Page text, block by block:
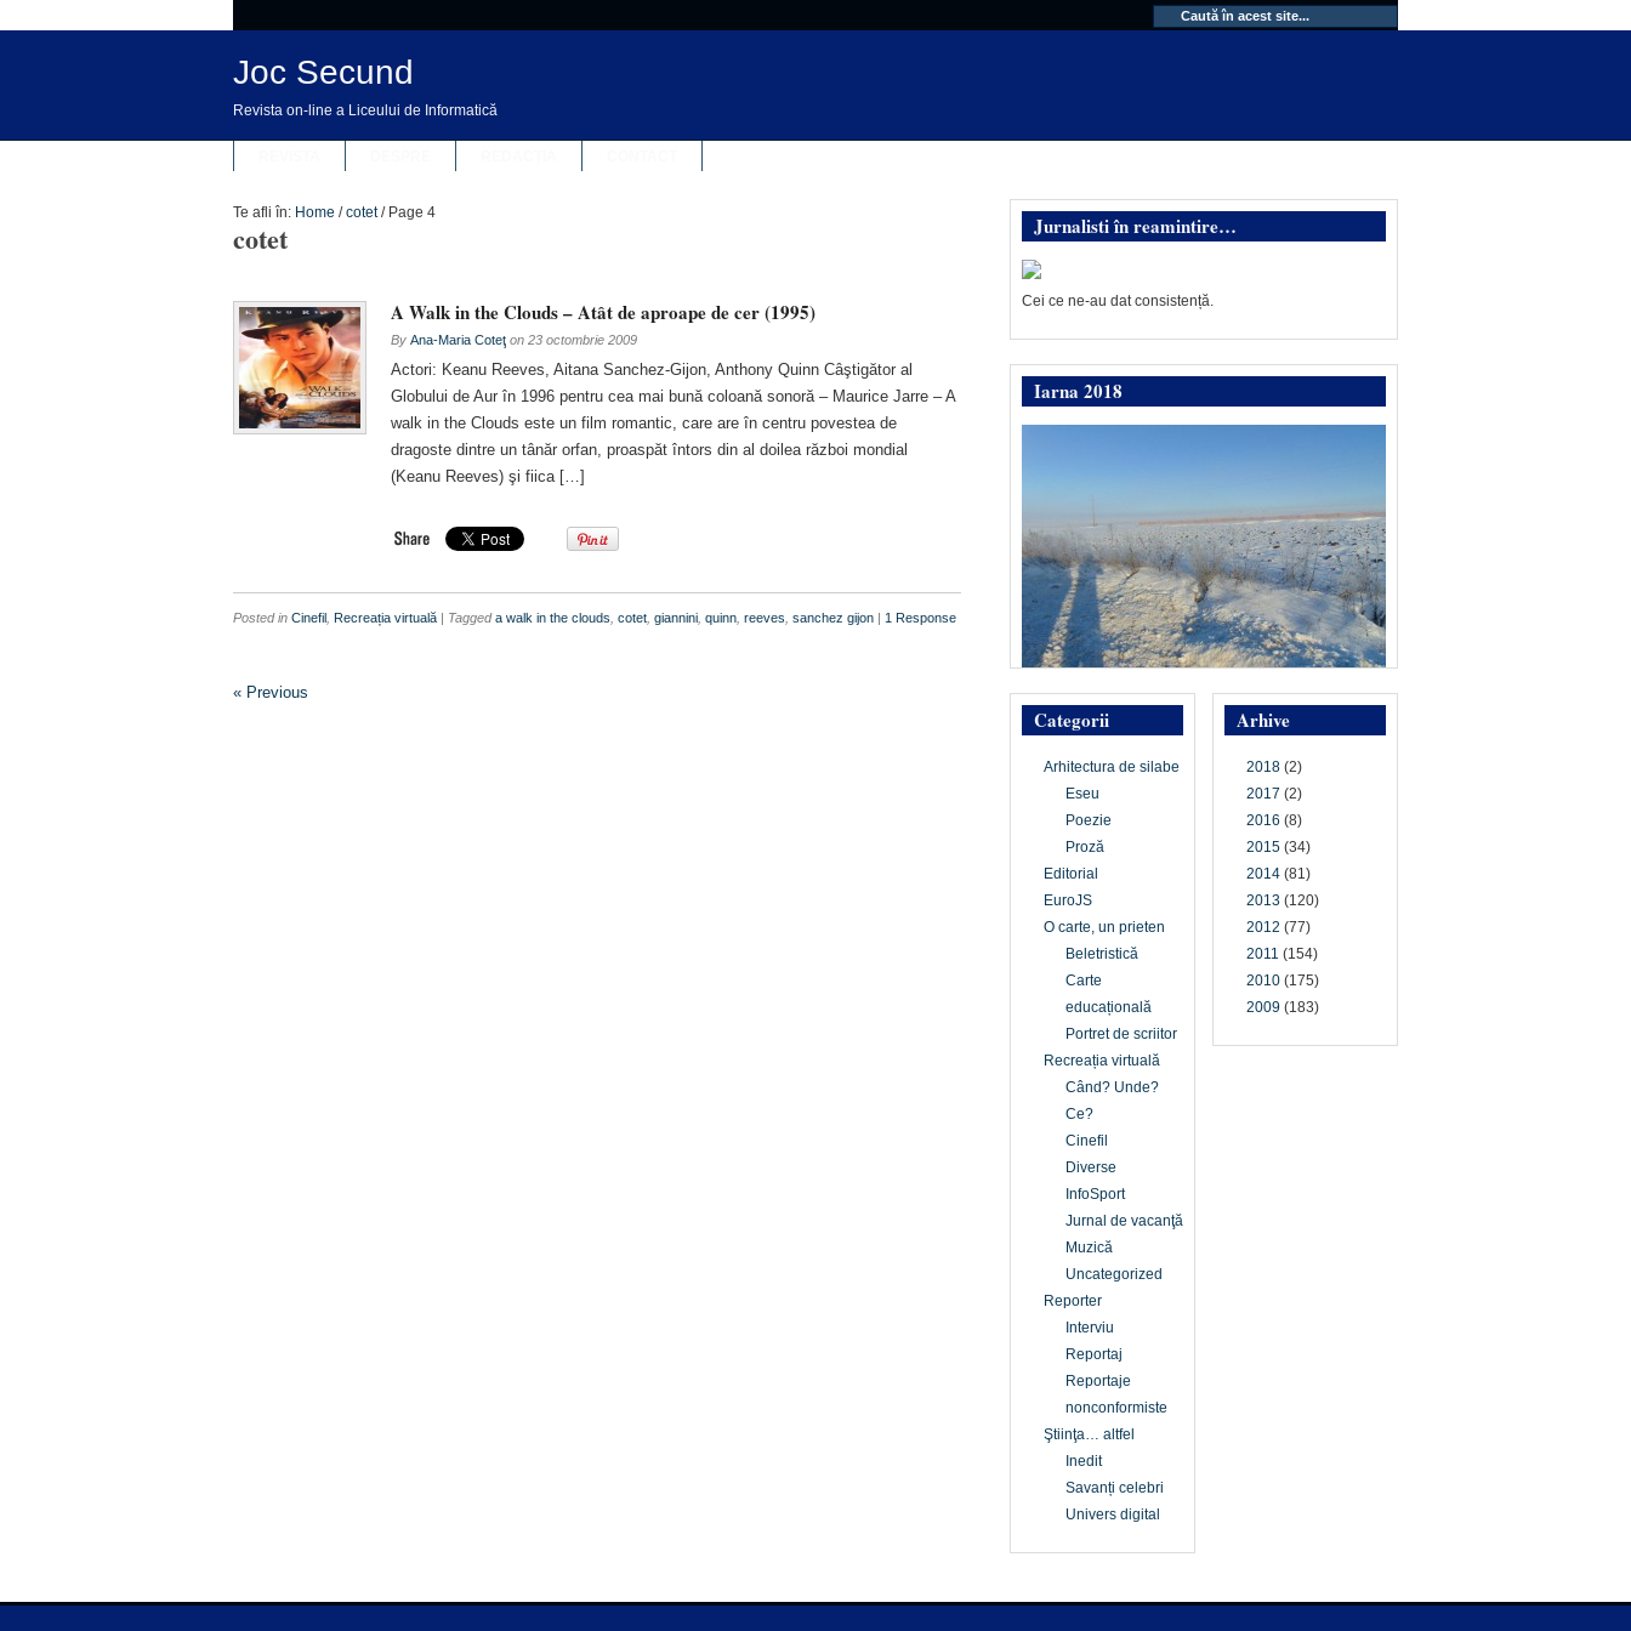
Joc Secund
Revista on-line a Liceului de Informatică
Te afli în: Home / cotet / Page 4
cotet
A Walk in the Clouds – Atât de aproape de cer (1995)
By Ana-Maria Coteţ on 23 octombrie 2009
Actori: Keanu Reeves, Aitana Sanchez-Gijon, Anthony Quinn Câştigător al
Globului de Aur în 1996 pentru cea mai bună coloană sonoră – Maurice Jarre – A
walk in the Clouds este un film romantic, care are în centru povestea de
dragoste dintre un tânăr orfan, proaspăt întors din al doilea război mondial
(Keanu Reeves) şi fiica […]
Posted in Cinefil Recreația virtuală | Taggeda walk in the clouds cotet giannini quinn reeves sanchez gijon | 1 Response
« Previous
Jurnalisti în reamintire…
Cei ce ne-au dat consistență.
Iarna 2018
Arhive
2018 (2)
2017 (2)
2016 (8)
2015 (34)
2014 (81)
2013 (120)
2012 (77)
2011 (154)
2010 (175)
2009 (183)
Categorii
Arhitectura de silabe
Eseu
Poezie
Proză
Editorial
EuroJS
O carte, un prieten
Beletristică
Carte
educațională
Portret de scriitor
Recreația virtuală
Când? Unde?
Ce?
Cinefil
Diverse
InfoSport
Jurnal de vacanţă
Muzică
Uncategorized
Reporter
Interviu
Reportaj
Reportaje
nonconformiste
Ştiinţa… altfel
Inedit
Savanți celebri
Univers digital